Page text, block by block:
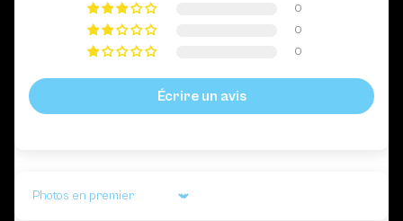
0
0
0
Écrire un avis
Sort by